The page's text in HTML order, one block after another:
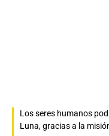
Los seres humanos
Luna, gracias a la